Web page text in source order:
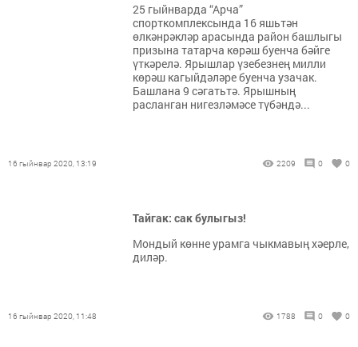
25 гыйнварда “Арча”
спорткомплексында 16 яшьтән
өлкәнрәкләр арасында район башлыгы
призына татарча көрәш буенча бәйге
үткәрелә. Ярышлар үзебезнең милли
көрәш кагыйдәләре буенча узачак.
Башлана 9 сәгатьтә. Ярышның
расланган нигезләмәсе түбәндә...
16 гыйнвар 2020, 13:19 2209 0 0
Тайгак: сак булыгыз!
Мондый көнне урамга чыкмавың хәерле,
диләр.
16 гыйнвар 2020, 11:48 1788 0 0